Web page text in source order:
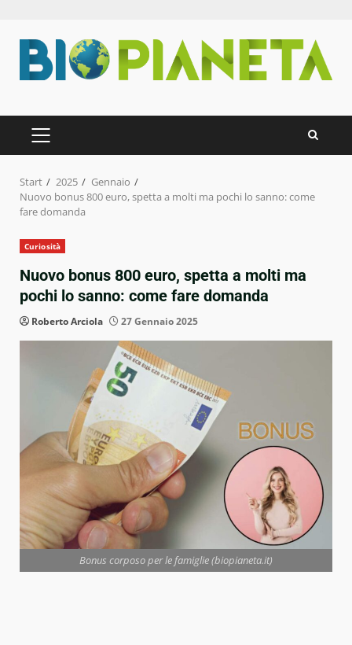
Inhalt
springen
PRIMÄRES
MENÜ
Start 2025
Gennaio
Nuovo bonus 800 euro, spetta a molti ma pochi lo sanno: come
fare domanda
Curiosità
Nuovo bonus 800 euro, spetta a molti ma
pochi lo sanno: come fare domanda
Roberto Arciola 27 Gennaio 2025
Bonus corposo per le famiglie (biopianeta.it)